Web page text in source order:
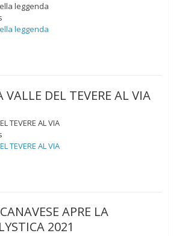
leggenda
leggenda
VALLE DEL TEVERE AL VIA
TEVERE AL VIA
TEVERE AL VIA
APRE LA
2021